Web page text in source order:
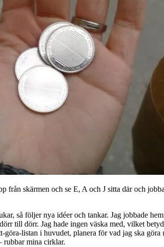
skärmen och se E, A och J sitta där och
så följer nya idéer och tankar. Jag jobbade
till dörr. Jag hade ingen väska med, vilket
listan i huvudet, planera för vad jag ska
rubbar mina cirklar.